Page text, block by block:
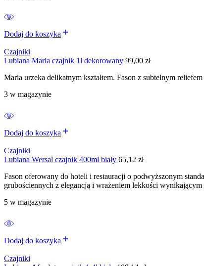
Dodaj do koszyka
Czajniki
Lubiana Maria czajnik 1l dekorowany 99,00 zł
Maria urzeka delikatnym kształtem. Fason z subtelnym
3 w magazynie
Dodaj do koszyka
Czajniki
Lubiana Wersal czajnik 400ml biały 65,12 zł
Fason oferowany do hoteli i restauracji o podwyższonym
grubościennych z elegancją i wrażeniem lekkości
5 w magazynie
Dodaj do koszyka
Czajniki